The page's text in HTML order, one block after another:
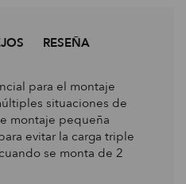
RESEÑA
para el montaje
situaciones de
montaje pequeña
evitar la carga triple
se monta de 2